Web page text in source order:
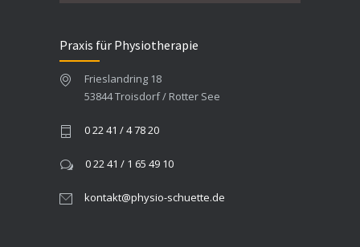
Praxis für Physiotherapie
Frieslandring 18
53844 Troisdorf / Rotter See
0 22 41 / 4 78 20
0 22 41 / 1 65 49 10
kontakt@physio-schuette.de